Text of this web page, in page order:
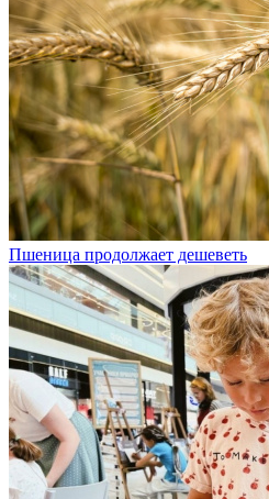
Пшеница продолжает дешеветь